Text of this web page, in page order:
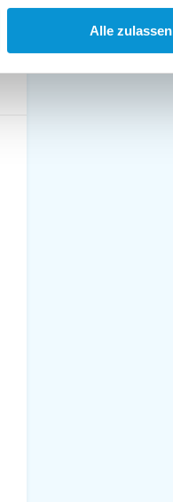
Alle zulassen